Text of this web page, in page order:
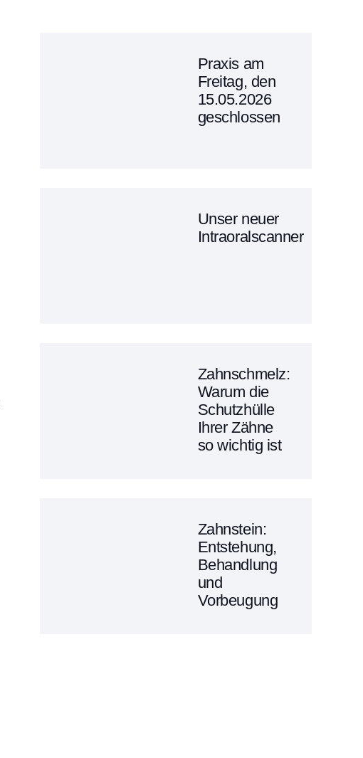
Praxis am
Freitag, den
15.05.2026
geschlossen
Unser neuer
Intraoralscanner
Zahnschmelz:
Warum die
Schutzhülle
Ihrer Zähne
so wichtig ist
Zahnstein:
Entstehung,
Behandlung
und
Vorbeugung